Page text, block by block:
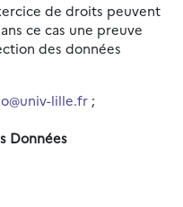
de droits peuvent
ce cas une preuve
des données
lille.fr ;
Données